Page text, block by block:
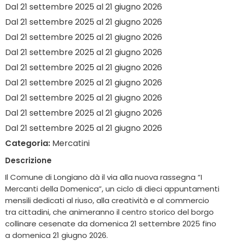
Dal 21 settembre 2025 al 21 giugno 2026
Dal 21 settembre 2025 al 21 giugno 2026
Dal 21 settembre 2025 al 21 giugno 2026
Dal 21 settembre 2025 al 21 giugno 2026
Dal 21 settembre 2025 al 21 giugno 2026
Dal 21 settembre 2025 al 21 giugno 2026
Dal 21 settembre 2025 al 21 giugno 2026
Dal 21 settembre 2025 al 21 giugno 2026
Dal 21 settembre 2025 al 21 giugno 2026
Categoria: Mercatini
Descrizione
Il Comune di Longiano dà il via alla nuova rassegna “I
Mercanti della Domenica”, un ciclo di dieci appuntamenti
mensili dedicati al riuso, alla creatività e al commercio
tra cittadini, che animeranno il centro storico del borgo
collinare cesenate da domenica 21 settembre 2025 fino
a domenica 21 giugno 2026.